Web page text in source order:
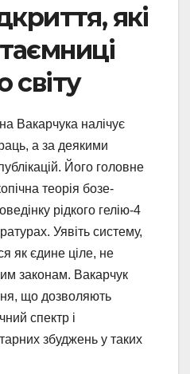
які
світу
Вакарчука налічує
а за деякими
Його головне
теорія бозе-
рідкого гелію-4
Уявіть систему,
як єдине ціле, не
законам. Вакарчук
що дозволяють
спектр і
збуджень у таких